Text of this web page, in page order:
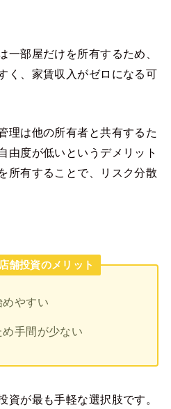
一部屋だけを所有するため、
く、家賃収入がゼロになる可
理は他の所有者と共有するた
由度が低いというデメリット
所有することで、リスク分散
舗投資のメリット
やすい
手間が少ない
資が最も手軽な選択肢です。